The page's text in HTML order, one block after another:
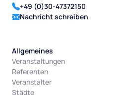
+49 (0)30-47372150
Nachricht schreiben
Allgemeines
Veranstaltungen
Referenten
Veranstalter
Städte